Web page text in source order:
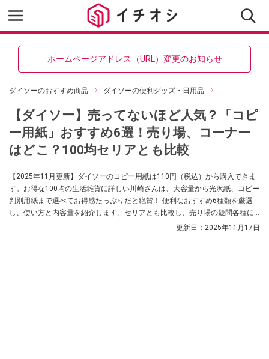
ホームページアドレス（URL）変更のお知らせ
ダイソーのおすすめ商品 ダイソーの便利グッズ・日用品
【ダイソー】売ってないほど人気？「コピ
ー用紙」おすすめ6選！売り場、コーナー
はどこ？100均セリアとも比較
【2025年11月更新】ダイソーのコピー用紙は110円（税込）から購入できま
す。お得な100均の生活雑貨に詳しい川崎さんは、大容量から光沢紙、コピー
判別用紙まで選べてお得感たっぷりだと絶賛！ 便利なおすすめ6種類を厳選
し、使い方と内容量を紹介します。セリアとも比較し、売り場の疑問各種に
更新日： 2025年11月17日